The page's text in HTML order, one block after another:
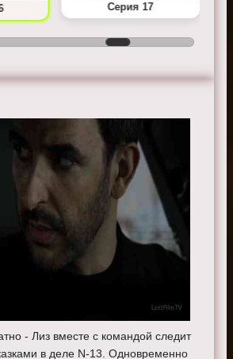
Серия 17
- Лиз вместе с командой следит
в деле N-13. Одновременно